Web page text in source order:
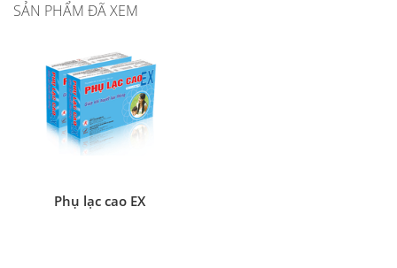
SẢN PHẨM ĐÃ XEM
Phụ lạc cao EX